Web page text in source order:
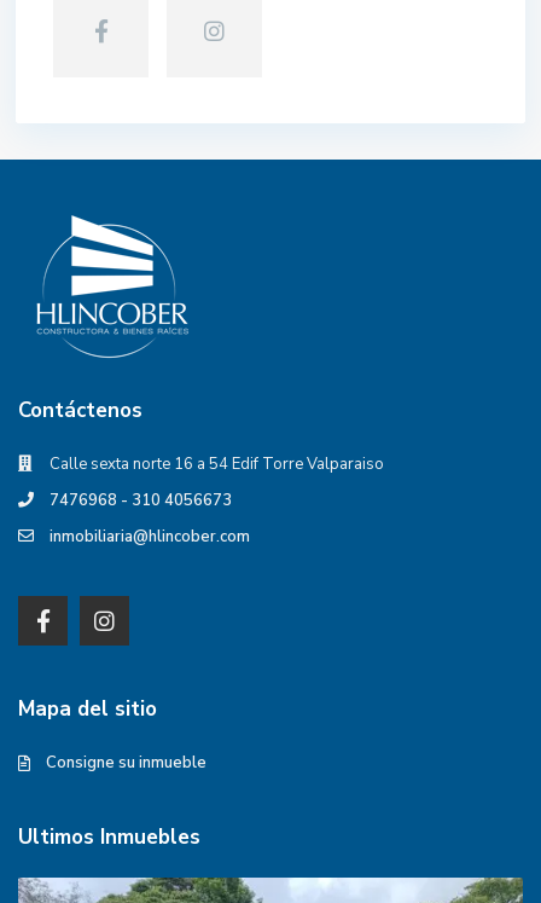
Contáctenos
Calle sexta norte 16 a 54 Edif Torre Valparaiso
7476968 - 310 4056673
inmobiliaria@hlincober.com
Mapa del sitio
Consigne su inmueble
Ultimos Inmuebles